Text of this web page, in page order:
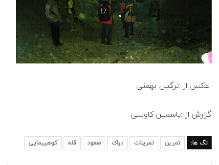
عکس از :نرگس بهمنی
گزارش از :یاسمین کاوسی
تگ ها: تمرین تمرینات دراک صعود قله کوهپیمایی